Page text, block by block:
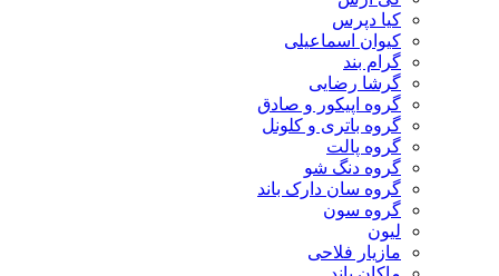
کیا دپرس
کیوان اسماعیلی
گرام بند
گرشا رضایی
گروه اپیکور و صادق
گروه باتری و کلونل
گروه پالت
گروه دنگ شو
گروه سان دارک باند
گروه سون
لیون
مازیار فلاحی